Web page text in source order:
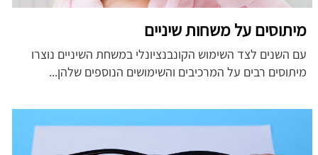
מיתוסים על משחות שיניים
עם השנים לצד השימוש הקונבנציונלי במשחת השיניים נוצרו
מיתוסים רבים על המרכיבים והשימושים הנוספים שלהן...